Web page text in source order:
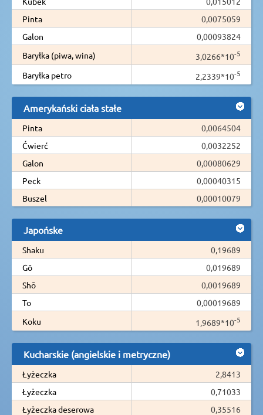
Pinta
0,0075059
Galon
0,00093824
Baryłka (piwa, wina)
3,0266*10-5
Baryłka petro 2,2339*10-5
Amerykański ciała stałe
Pinta
0,0064504
Ćwierć
0,0032252
Galon
0,00080629
Peck
0,00040315
Buszel
0,00010079
Japońske
Shaku
0,19689
Gō
0,019689
Shō
0,0019689
To
0,00019689
Koku
1,9689*10-5
Kucharskie (angielskie i metryczne)
Łyżeczka
2,8413
Łyżeczka
0,71033
Łyżeczka deserowa
0,35516